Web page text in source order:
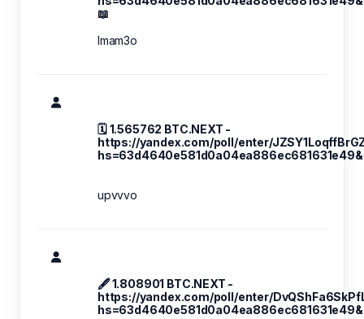
📖
lmam3o
🗓 1.565762 BTC.NEXT -
https://yandex.com/poll/enter/
upvvvo
🖋 1.808901 BTC.NEXT -
https://yandex.com/poll/enter/